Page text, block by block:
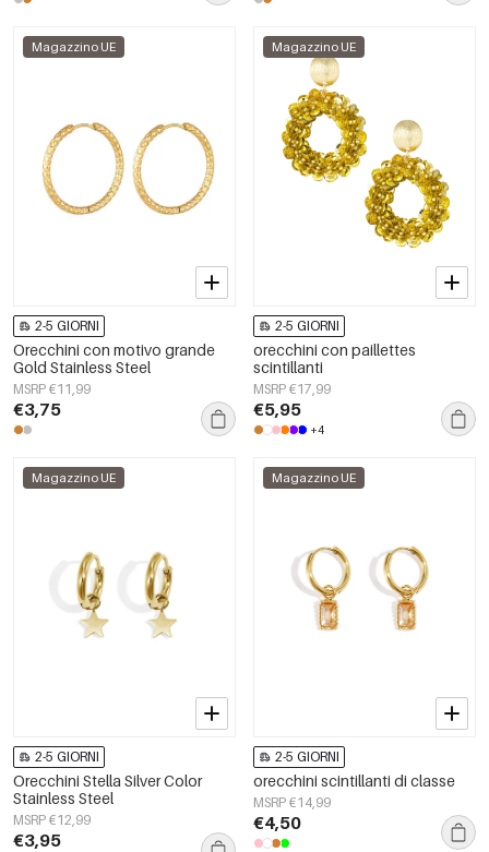
Magazzino UE
2-5 GIORNI
Orecchini con motivo grande
Gold Stainless Steel
MSRP €11,99
€3,75
Magazzino UE
2-5 GIORNI
orecchini con paillettes
scintillanti
MSRP €17,99
€5,95
+4
Magazzino UE
2-5 GIORNI
Orecchini Stella Silver Color
Stainless Steel
MSRP €12,99
€3,95
Magazzino UE
2-5 GIORNI
orecchini scintillanti di classe
MSRP €14,99
€4,50